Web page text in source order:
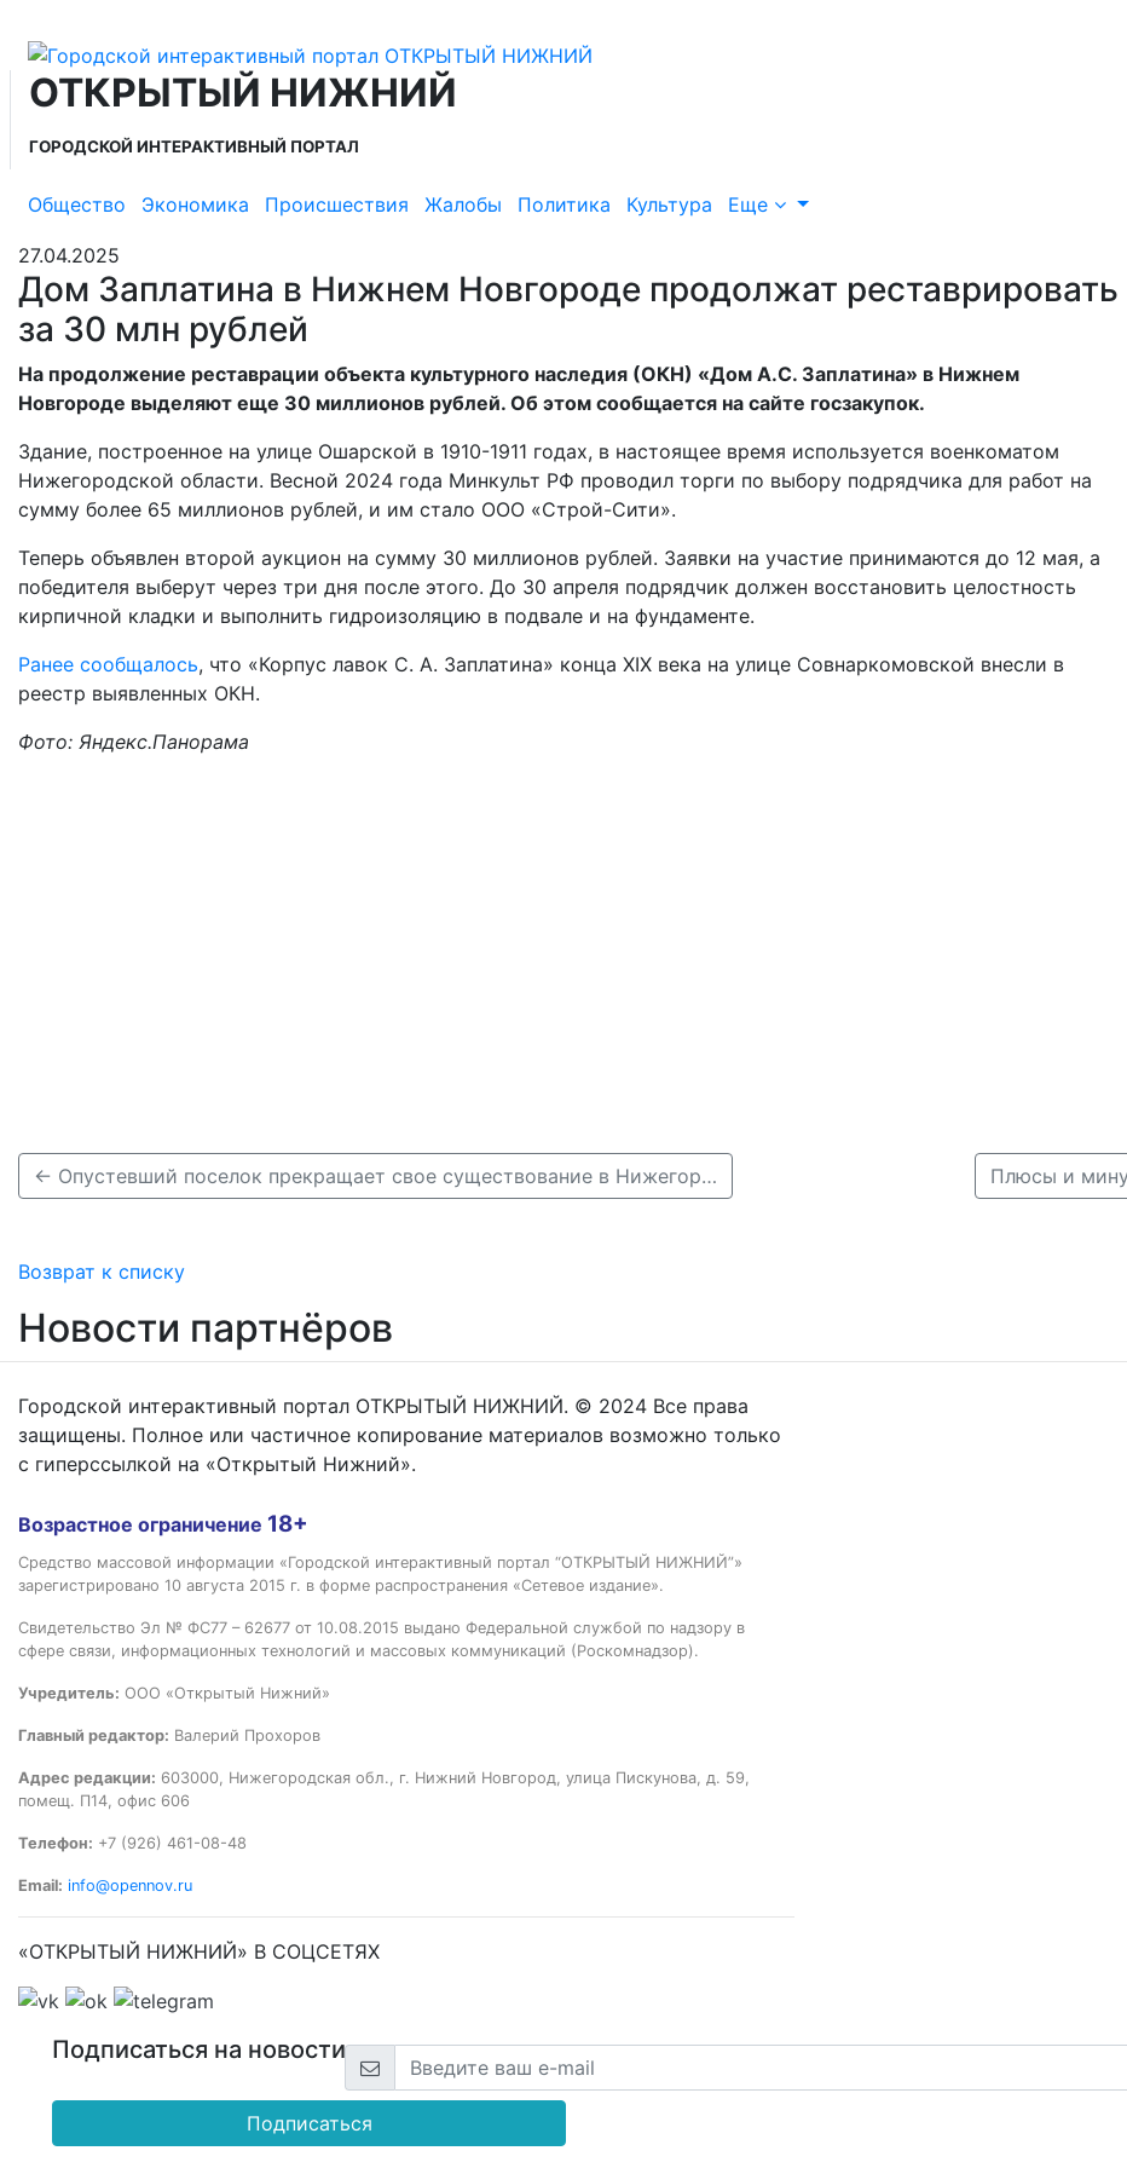
ОТКРЫТЫЙ НИЖНИЙ
ГОРОДСКОЙ ИНТЕРАКТИВНЫЙ ПОРТАЛ
Общество Экономика Происшествия Жалобы Политика Культура Еще
27.04.2025
Дом Заплатина в Нижнем Новгороде продолжат реставрировать
за 30 млн рублей
На продолжение реставрации объекта культурного наследия (ОКН) «Дом А.С. Заплатина» в Нижнем
Новгороде выделяют еще 30 миллионов рублей. Об этом сообщается на сайте госзакупок.
Здание, построенное на улице Ошарской в 1910-1911 годах, в настоящее время используется военкоматом
Нижегородской области. Весной 2024 года Минкульт РФ проводил торги по выбору подрядчика для работ на
сумму более 65 миллионов рублей, и им стало ООО «Строй-Сити».
Теперь объявлен второй аукцион на сумму 30 миллионов рублей. Заявки на участие принимаются до 12 мая, а
победителя выберут через три дня после этого. До 30 апреля подрядчик должен восстановить целостность
кирпичной кладки и выполнить гидроизоляцию в подвале и на фундаменте.
Ранее сообщалось, что «Корпус лавок С. А. Заплатина» конца XIX века на улице Совнаркомовской внесли в
реестр выявленных ОКН.
Фото: Яндекс.Панорама
← Опустевший поселок прекращает свое существование в Нижегородской области Плюсы и
Возврат к списку
Новости партнёров
Городской интерактивный портал ОТКРЫТЫЙ НИЖНИЙ. © 2024 Все права
защищены. Полное или частичное копирование материалов возможно только
с гиперссылкой на «Открытый Нижний».
Возрастное ограничение 18+
Средство массовой информации «Городской интерактивный портал “ОТКРЫТЫЙ НИЖНИЙ”»
зарегистрировано 10 августа 2015 г. в форме распространения «Сетевое издание».
Свидетельство Эл № ФС77 – 62677 от 10.08.2015 выдано Федеральной службой по надзору в
сфере связи, информационных технологий и массовых коммуникаций (Роскомнадзор).
Учредитель: ООО «Открытый Нижний»
Главный редактор: Валерий Прохоров
Адрес редакции: 603000, Нижегородская обл., г. Нижний Новгород, улица Пискунова, д. 59,
помещ. П14, офис 606
Телефон: +7 (926) 461-08-48
Email: info@opennov.ru
«ОТКРЫТЫЙ НИЖНИЙ» В СОЦСЕТЯХ
Подписаться на новости
Подписаться